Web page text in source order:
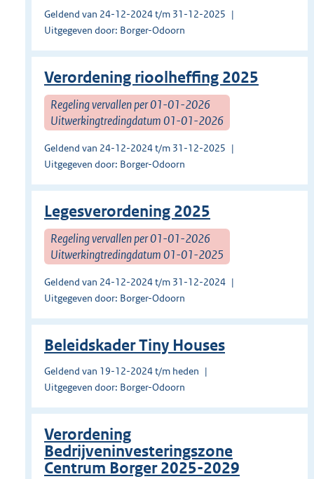
Geldend van 24-12-2024 t/m 31-12-2025
Uitgegeven door: Borger-Odoorn
Verordening rioolheffing 2025
Regeling vervallen per 01-01-2026
Uitwerkingtredingdatum 01-01-2026
Geldend van 24-12-2024 t/m 31-12-2025
Uitgegeven door: Borger-Odoorn
Legesverordening 2025
Regeling vervallen per 01-01-2026
Uitwerkingtredingdatum 01-01-2025
Geldend van 24-12-2024 t/m 31-12-2024
Uitgegeven door: Borger-Odoorn
Beleidskader Tiny Houses
Geldend van 19-12-2024 t/m heden
Uitgegeven door: Borger-Odoorn
Verordening
Bedrijveninvesteringszone
Centrum Borger 2025-2029